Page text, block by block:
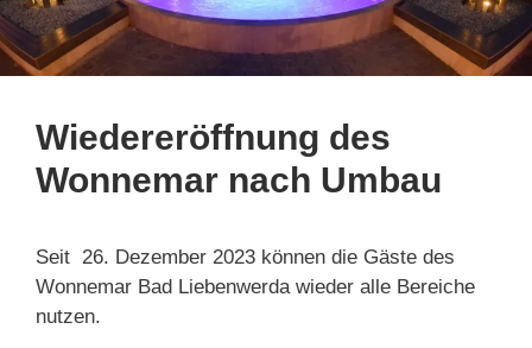
Wiedereröffnung des
Wonnemar nach Umbau
Seit 26. Dezember 2023 können die Gäste des
Wonnemar Bad Liebenwerda wieder alle Bereiche
nutzen.